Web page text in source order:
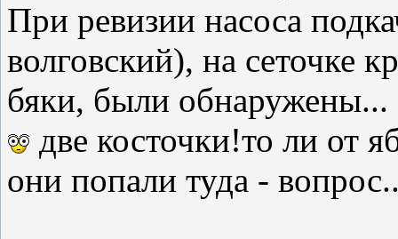
При ревизии насоса
волговский), на сеточке
бяки, были обнаружены...
две косточки!то ли от
они попали туда -